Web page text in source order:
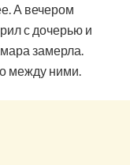
А вечером
с дочерью и
замерла.
между ними.